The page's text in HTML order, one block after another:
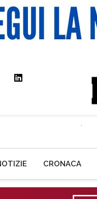
CRONACA